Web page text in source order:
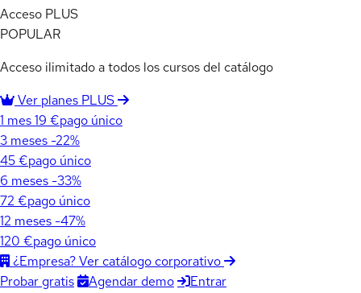
Acceso PLUS
POPULAR
Acceso ilimitado a todos los cursos del catálogo
Ver planes PLUS
1 mes19 €pago único
3 meses -22%
45 €pago único
6 meses -33%
72 €pago único
12 meses -47%
120 €pago único
¿Empresa? Ver catálogo corporativo
Probar gratis
Agendar demo Entrar